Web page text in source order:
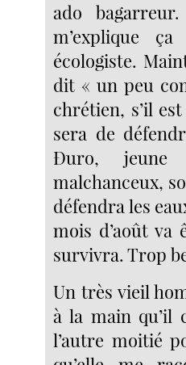
ado
m’explique
écologiste.
dit « un peu
chrétien, s’il
sera de
Đuro, jeune
malchanceux,
défendra les
mois d’août
survivra. Trop
Un très vieil
à la main qu’il
l’autre moitié